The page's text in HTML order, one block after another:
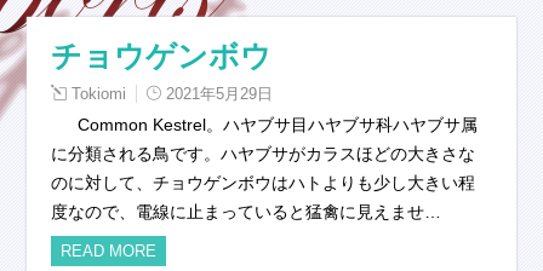
チョウゲンボウ
Tokiomi 2021年5月29日
Common Kestrel。ハヤブサ目ハヤブサ科ハヤブサ属
に分類される鳥です。ハヤブサがカラスほどの大きさな
のに対して、チョウゲンボウはハトよりも少し大きい程
度なので、電線に止まっていると猛禽に見えませ…
READ MORE